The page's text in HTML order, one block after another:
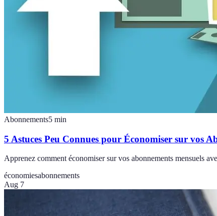
Abonnements5 min
5 Astuces Peu Connues pour Économiser sur vos
Apprenez comment économiser sur vos abonnements mensuels
économiesabonnements
Aug 7